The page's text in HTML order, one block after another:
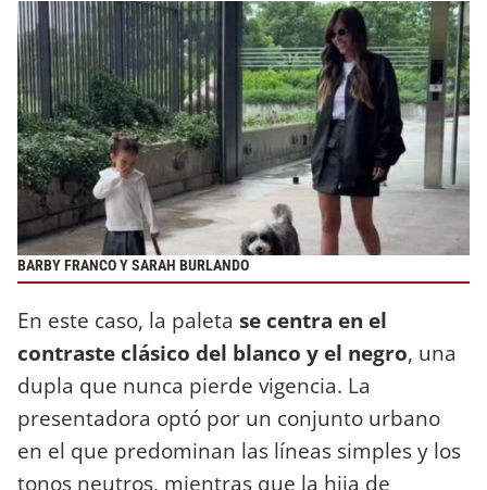
BARBY FRANCO Y SARAH BURLANDO
En este caso, la paleta se centra en el
contraste clásico del blanco y el negro, una
dupla que nunca pierde vigencia. La
presentadora optó por un conjunto urbano
en el que predominan las líneas simples y los
tonos neutros, mientras que la hija de